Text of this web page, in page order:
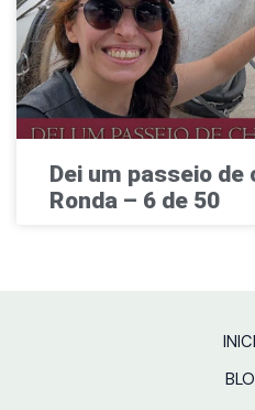
Dei um passeio
Ronda – 6 de 50